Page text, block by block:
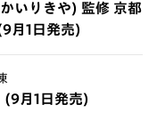
いりきや) 監修 京都
月1日発売)
(9月1日発売)